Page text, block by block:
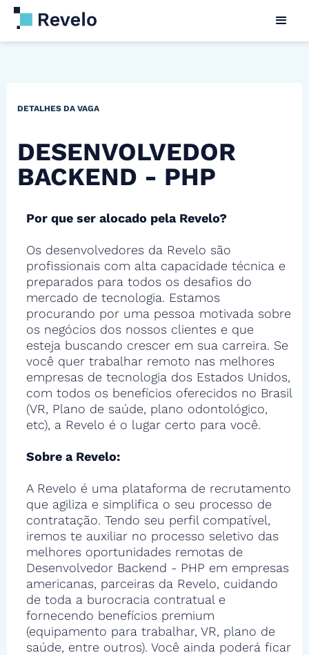
DETALHES DA VAGA
DESENVOLVEDOR
BACKEND - PHP
Por que ser alocado pela Revelo?
Os desenvolvedores da Revelo são
profissionais com alta capacidade técnica e
preparados para todos os desafios do
mercado de tecnologia. Estamos
procurando por uma pessoa motivada sobre
os negócios dos nossos clientes e que
esteja buscando crescer em sua carreira. Se
você quer trabalhar remoto nas melhores
empresas de tecnologia dos Estados Unidos,
com todos os benefícios oferecidos no Brasil
(VR, Plano de saúde, plano odontológico,
etc), a Revelo é o lugar certo para você.
Sobre a Revelo:
A Revelo é uma plataforma de recrutamento
que agiliza e simplifica o seu processo de
contratação. Tendo seu perfil compatível,
iremos te auxiliar no processo seletivo das
melhores oportunidades remotas de
Desenvolvedor Backend - PHP em empresas
americanas, parceiras da Revelo, cuidando
de toda a burocracia contratual e
fornecendo benefícios premium
(equipamento para trabalhar, VR, plano de
saúde, entre outros). Você ainda poderá ficar